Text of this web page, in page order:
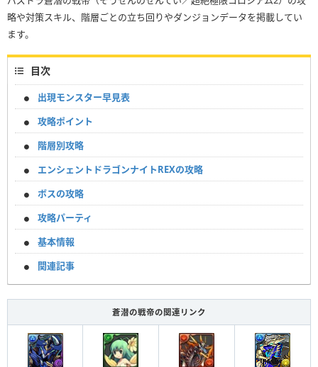
略や対策スキル、階層ごとの立ち回りやダンジョンデータを掲載してい
ます。
目次
出現モンスター早見表
攻略ポイント
階層別攻略
エンシェントドラゴンナイトREXの攻略
ボスの攻略
攻略パーティ
基本情報
関連記事
蒼潜の戦帝の関連リンク